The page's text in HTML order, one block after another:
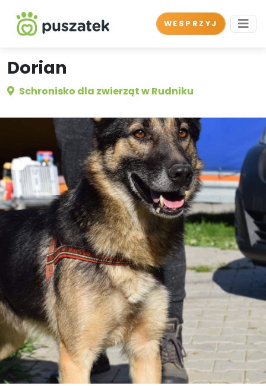
WESPRZYJ
Dorian
Schronisko dla zwierząt w Rudniku